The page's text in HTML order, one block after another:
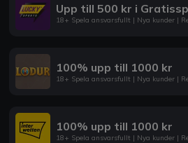
Upp till 500 kr i
18+ Spela ansvarsfullt | Nya kunder |
100% upp till 1000 kr
18+ Spela ansvarsfullt | Nya kunder |
100% upp till 1000 kr
18+ Spela ansvarsfullt | Nya kunder |